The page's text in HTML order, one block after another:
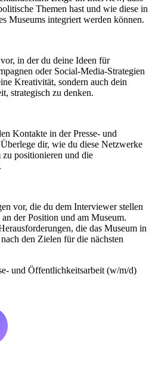
Themen hast und wie diese in
Museums integriert werden können.
in der du deine Ideen für
oder Social-Media-Strategien
Kreativität, sondern auch dein
strategisch zu denken.
Kontakte in der Presse- und
dir, wie du diese Netzwerke
zu positionieren und die
vor, die du dem Interviewer stellen
der Position und am Museum.
die das Museum in
den Zielen für die nächsten
und Öffentlichkeitsarbeit (w/m/d)